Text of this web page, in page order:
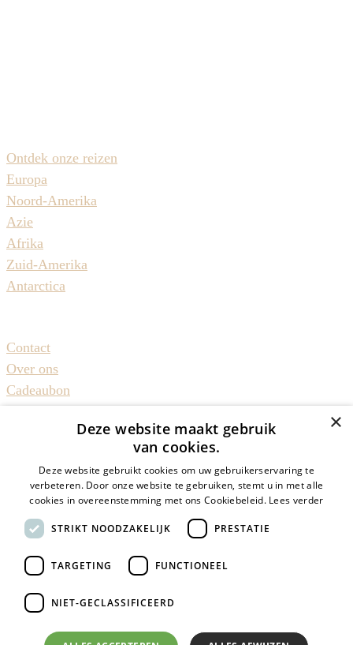
Ontdek onze reizen
Europa
Noord-Amerika
Azie
Afrika
Zuid-Amerika
Antarctica
Contact
Over ons
Cadeaubon
Duurzaam reizen
Groepsreizen50plus
Inspiratie & meer
Cruise info
Reisverhalen
Reisblog
Nieuws
Vacatures
© Juntas 2024
×
Deze website maakt gebruik
van cookies.
Deze website gebruikt cookies om uw gebruikerservaring te
verbeteren. Door onze website te gebruiken, stemt u in met alle
cookies in overeenstemming met ons Cookiebeleid. Lees verder
STRIKT NOODZAKELIJK PRESTATIE
TARGETING FUNCTIONEEL
NIET-GECLASSIFICEERD